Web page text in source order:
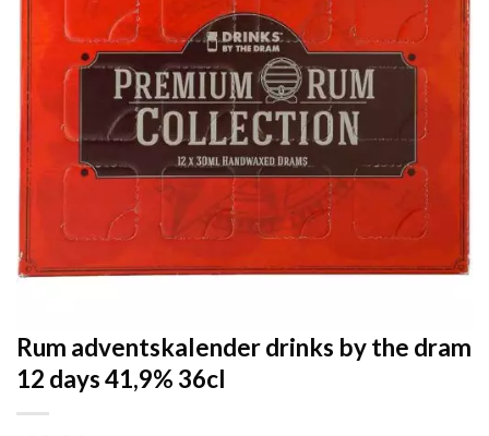
Rum adventskalender drinks by the dram
12 days 41,9% 36cl